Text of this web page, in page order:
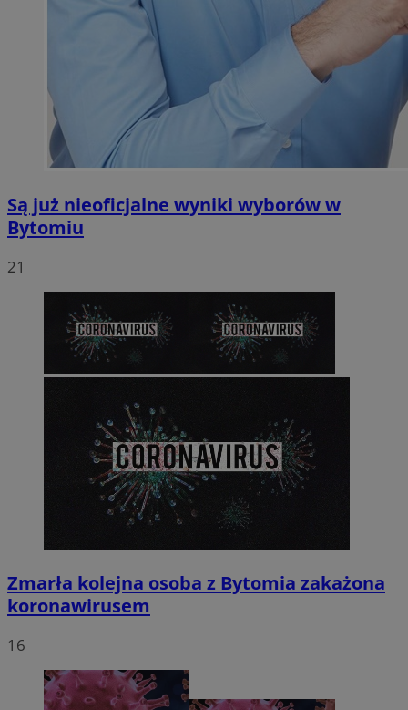
Są już nieoficjalne wyniki wyborów w
Bytomiu
21
Zmarła kolejna osoba z Bytomia zakażona
koronawirusem
16